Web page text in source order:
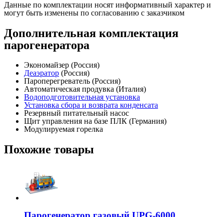
Данные по комплектации носят информативный характер и
могут быть изменены по согласованию с заказчиком
Дополнительная комплектация
парогенератора
Экономайзер (Россия)
Деаэратор (Россия)
Пароперегреватель (Россия)
Автоматическая продувка (Италия)
Водоподготовительная установка
Установка сбора и возврата конденсата
Резервный питательный насос
Щит управления на базе ПЛК (Германия)
Модулируемая горелка
Похожие товары